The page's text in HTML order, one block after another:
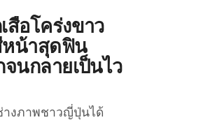
อโคร่งขาว
น้าสุดฟิน
นกลายเป็นไว
างภาพชาวญี่ปุ่นได้